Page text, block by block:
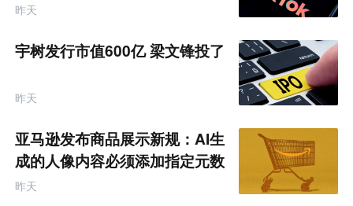
昨天
宇树发行市值600亿 梁文锋投了
昨天
亚马逊发布商品展示新规：AI生
成的人像内容必须添加指定元数
据
昨天